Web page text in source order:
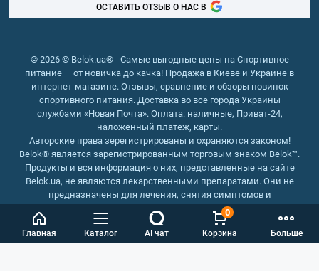
Главная Каталог AI чат Корзина
0
Больше
ОСТАВИТЬ ОТЗЫВ О НАС В
© 2026 © Belok.ua® - Самые выгодные цены на Спортивное
питание — от новичка до качка! Продажа в Киеве и Украине в
интернет-магазине. Отзывы, сравнение и обзоры новинок
спортивного питания. Доставка во все города Украины
службами «Новая Почта». Оплата: наличные, Приват-24,
наложенный платеж, карты.
Авторские права зерегистрированы и охраняются законом!
Belok® является зарегистрированным торговым знаком Belok™.
Продукты и вся информация о них, представленные на сайте
Belok.ua, не являются лекарственными препаратами. Они не
предназначены для лечения, снятия симптомов и
предотвращения болезней.
Интернет магазин Belok.ua
››Интернет магазин спортивного
питания